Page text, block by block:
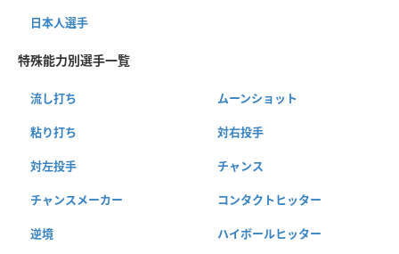
日本人選手
特殊能力別選手一覧
流し打ち ムーンショット
粘り打ち 対右投手
対左投手 チャンス
チャンスメーカー コンタクトヒッター
逆境 ハイボールヒッター